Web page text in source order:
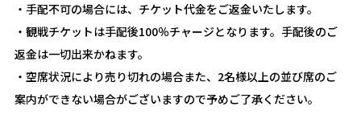
・手配不可の場合には、チケット代金をご返金いたします。
・観戦チケットは手配後100％チャージとなります。手配後のご
返金は一切出来かねます。
・空席状況により売り切れの場合また、2名様以上の並び席のご
案内ができない場合がございますので予めご了承ください。